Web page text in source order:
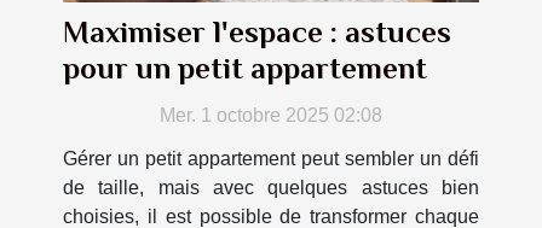
Maximiser l'espace : astuces
pour un petit appartement
Mer. 1 octobre 2025 02:08
Gérer un petit appartement peut sembler un défi
de taille, mais avec quelques astuces bien
choisies, il est possible de transformer chaque